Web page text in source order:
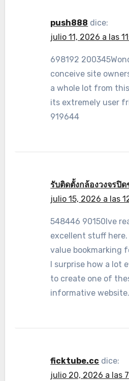
push888 dice:
julio 11, 2026 a las
698192
conceive site
a whole lot from
its extremely user
919644
รับติดตั้งกล้องวงจรปิ
julio 15, 2026 a las
548446 90150Ive
excellent stuff
value bookmarking
I surprise how a lot
to create one of
informative
ficktube.cc dice:
julio 20, 2026 a las